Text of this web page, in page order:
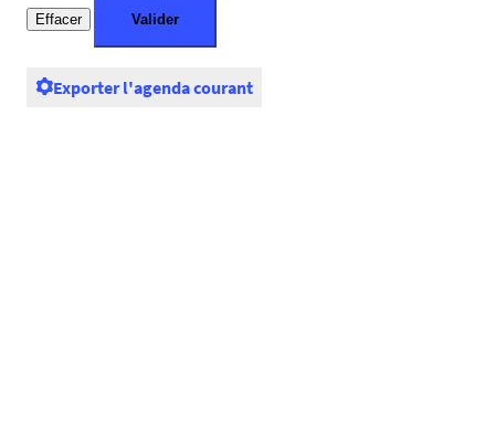
Exporter l'agenda courant